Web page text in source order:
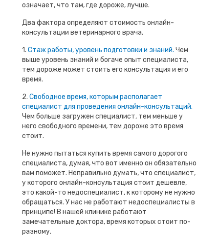
означает, что там, где дороже, лучше.
Два фактора определяют стоимость онлайн-
консультации ветеринарного врача.
1. Стаж работы, уровень подготовки и знаний. Чем
выше уровень знаний и богаче опыт специалиста,
тем дороже может стоить его консультация и его
время.
2. Свободное время, которым располагает
специалист для проведения онлайн-консультаций.
Чем больше загружен специалист, тем меньше у
него свободного времени, тем дороже это время
стоит.
Не нужно пытаться купить время самого дорогого
специалиста, думая, что вот именно он обязательно
вам поможет. Неправильно думать, что специалист,
у которого онлайн-консультация стоит дешевле,
это какой-то недоспециалист, к которому не нужно
обращаться. У нас не работают недоспециалисты в
принципе! В нашей клинике работают
замечательные доктора, время которых стоит по-
разному.